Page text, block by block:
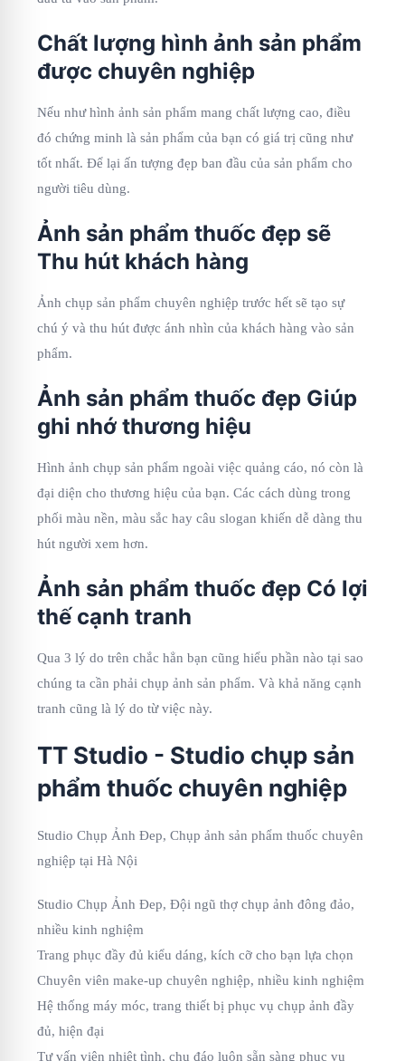
Chất lượng hình ảnh sản phẩm
được chuyên nghiệp
Nếu như hình ảnh sản phẩm mang chất lượng cao, điều
đó chứng minh là sản phẩm của bạn có giá trị cũng như
tốt nhất. Để lại ấn tượng đẹp ban đầu của sản phẩm cho
người tiêu dùng.
Ảnh sản phẩm thuốc đẹp sẽ
Thu hút khách hàng
Ảnh chụp sản phẩm chuyên nghiệp trước hết sẽ tạo sự
chú ý và thu hút được ánh nhìn của khách hàng vào sản
phẩm.
Ảnh sản phẩm thuốc đẹp Giúp
ghi nhớ thương hiệu
Hình ảnh chụp sản phẩm ngoài việc quảng cáo, nó còn là
đại diện cho thương hiệu của bạn. Các cách dùng trong
phối màu nền, màu sắc hay câu slogan khiến dễ dàng thu
hút người xem hơn.
Ảnh sản phẩm thuốc đẹp Có lợi
thế cạnh tranh
Qua 3 lý do trên chắc hẳn bạn cũng hiểu phần nào tại sao
chúng ta cần phải chụp ảnh sản phẩm. Và khả năng cạnh
tranh cũng là lý do từ việc này.
TT Studio - Studio chụp sản
phẩm thuốc chuyên nghiệp
Studio Chụp Ảnh Đep, Chụp ảnh sản phẩm thuốc chuyên
nghiệp tại Hà Nội
Studio Chụp Ảnh Đep, Đội ngũ thợ chụp ảnh đông đảo,
nhiều kinh nghiệm
Trang phục đầy đủ kiểu dáng, kích cỡ cho bạn lựa chọn
Chuyên viên make-up chuyên nghiệp, nhiều kinh nghiệm
Hệ thống máy móc, trang thiết bị phục vụ chụp ảnh đầy
đủ, hiện đại
Tư vấn viên nhiệt tình, chu đáo luôn sẵn sàng phục vụ